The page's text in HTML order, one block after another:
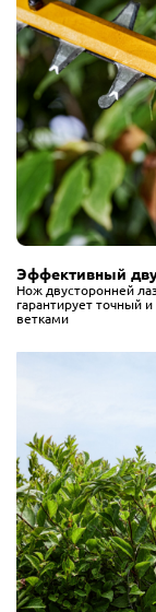
Эффективный
Нож двусторонней
гарантирует точный
ветками